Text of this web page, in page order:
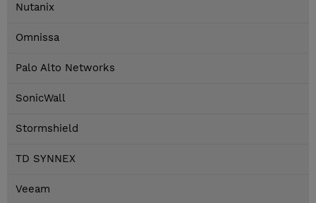
Nutanix
Omnissa
Palo Alto Networks
SonicWall
Stormshield
TD SYNNEX
Veeam